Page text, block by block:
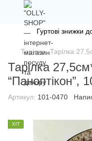
Гуртові знижки
Тарілки Тарілка
Тарілка
“Паноптікон”,
Артикул: 101-0470
ХІТ